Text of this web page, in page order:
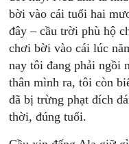
bời vào cái tuổi hai
đây – cầu trời phù hộ
chơi bời vào cái lúc
nay tôi đang phải ngồi
thân mình ra, tôi còn
đã bị trừng phạt đích
thời, đúng tuổi.